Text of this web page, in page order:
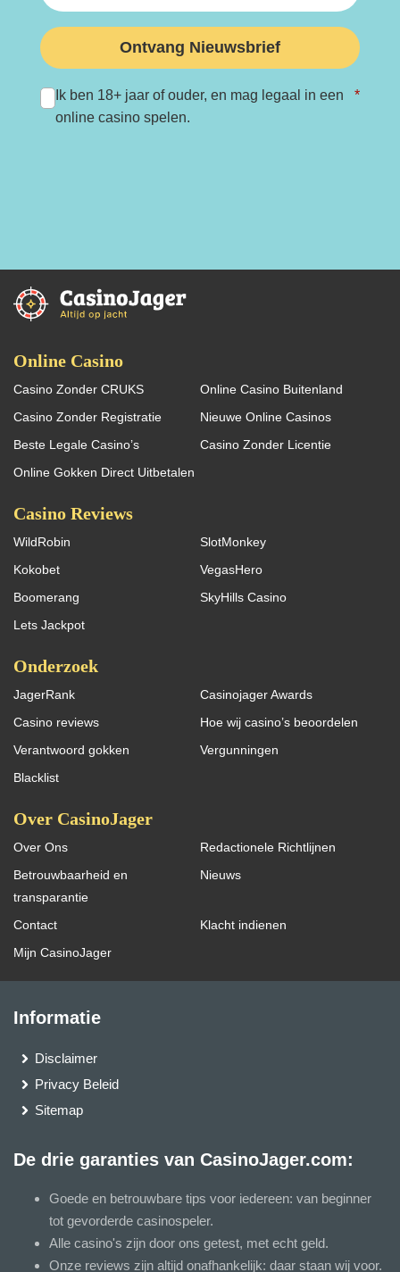
Ik ben 18+ jaar of ouder, en mag legaal in een
online casino spelen.
*
Ontvang Nieuwsbrief
Online Casino
Casino Zonder CRUKS
Online Casino Buitenland
Casino Zonder Registratie
Nieuwe Online Casinos
Beste Legale Casino’s
Casino Zonder Licentie
Online Gokken Direct Uitbetalen
Casino Reviews
WildRobin
SlotMonkey
Kokobet
VegasHero
Boomerang
SkyHills Casino
Lets Jackpot
Onderzoek
JagerRank
Casinojager Awards
Casino reviews
Hoe wij casino’s beoordelen
Verantwoord gokken
Vergunningen
Blacklist
Over CasinoJager
Over Ons
Redactionele Richtlijnen
Betrouwbaarheid en
transparantie
Nieuws
Contact
Klacht indienen
Mijn CasinoJager
Informatie
Disclaimer
Privacy Beleid
Sitemap
De drie garanties van CasinoJager.com:
Goede en betrouwbare tips voor iedereen: van beginner
tot gevorderde casinospeler.
Alle casino's zijn door ons getest, met echt geld.
Onze reviews zijn altijd onafhankelijk: daar staan wij voor.